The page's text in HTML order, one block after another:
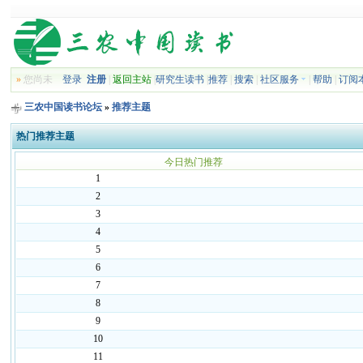
» 您尚未登录 注册 |返回主站 |研究生读书 |推荐 |搜索 |社区服务 |帮助 |订阅
三农中国读书论坛 »推荐主题
热门推荐主题
今日热门推荐
1
2
3
4
5
6
7
8
9
10
11